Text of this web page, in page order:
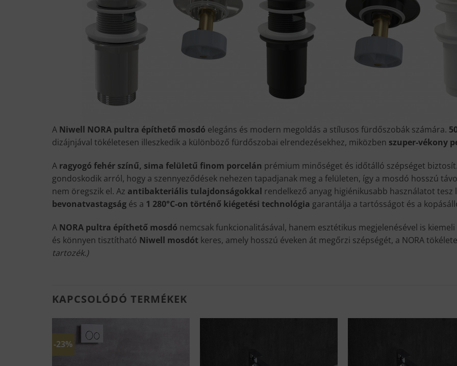
A Niwell NORA pultra építhető mosdó elegáns és modern megoldás a stílusos fürdőszobák számára.
dizájnjával tökéletesen illeszkedik a különböző fürdőszobai elrendezésekhez, miközben szuper-vékony
A ragyogó fehér színű, sima felületű finom porcelán prémium minőséget és időtálló szépséget
gondoskodik arról, hogy a szennyeződések nehezen tapadjanak meg a felületen, így a mosdó hosszú
nem öregszik el. Az antibakteriális tulajdonságokkal rendelkező anyag higiénikusabb használatot
bevonatvastagság és a 1 280°C-on történő kiégetési technológia garantálja a tartósságot és a
A NORA pultra építhető mosdó nemcsak funkcionalitásával, hanem esztétikus megjelenésével is
és könnyen tisztítható Niwell mosdót keres, amely hosszú éveken át megőrzi szépségét, a NORA
tartozék.)
KAPCSOLÓDÓ TERMÉKEK
-23%